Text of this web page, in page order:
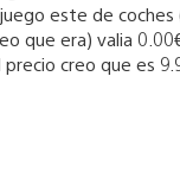
este de
que era) valia
creo que es